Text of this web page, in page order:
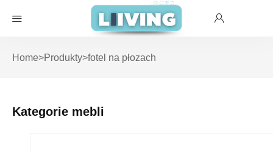
Home>Produkty>fotel na płozach
Kategorie mebli